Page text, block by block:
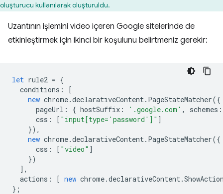
oluşturucu kullanılarak oluşturuldu.
Uzantının işlemini video içeren Google sitelerinde de
etkinleştirmek için ikinci bir koşulunu belirtmeniz gerekir:
let rule2 = {
conditions :
[
new chrome.declarativeContent. PageStateMatcher({
pageUrl : { hostSuffix : '.google.com' , schemes :
css : [ "input[type='password']" ]
}),
new chrome.declarativeContent. PageStateMatcher({
css : [ "video" ]
})
],
actions : [ new chrome.declarativeContent.
};